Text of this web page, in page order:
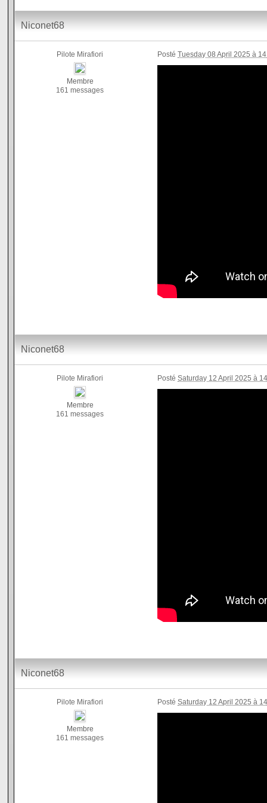
Niconet68
Pilote Mirafiori
Membre
161 messages
PostéTuesday 08 April 2025 à
Niconet68
Pilote Mirafiori
Membre
161 messages
PostéSaturday 12 April 2025 à
Niconet68
Pilote Mirafiori
Membre
161 messages
PostéSaturday 12 April 2025 à